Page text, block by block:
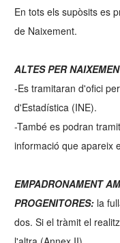
En tots els supòsits es
de Naixement.
ALTES PER
-Es tramitaran d'ofici
d'Estadística (INE).
-També es podran
informació que apareix
EMPADRONAMENT
PROGENITORES: la
dos. Si el tràmit el